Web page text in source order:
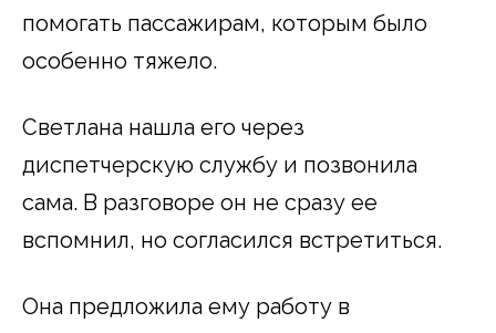
помогать пассажирам, которым было
особенно тяжело.
Светлана нашла его через
диспетчерскую службу и позвонила
сама. В разговоре он не сразу ее
вспомнил, но согласился встретиться.
Она предложила ему работу в